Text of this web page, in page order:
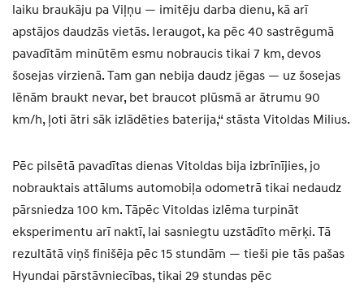
laiku braukāju pa Viļņu — imitēju darba dienu, kā arī
apstājos daudzās vietās. Ieraugot, ka pēc 40 sastrēgumā
pavadītām minūtēm esmu nobraucis tikai 7 km, devos
šosejas virzienā. Tam gan nebija daudz jēgas — uz šosejas
lēnām braukt nevar, bet braucot plūsmā ar ātrumu 90
km/h, ļoti ātri sāk izlādēties baterija,“ stāsta Vitoldas Milius.
Pēc pilsētā pavadītas dienas Vitoldas bija izbrīnījies, jo
nobrauktais attālums automobiļa odometrā tikai nedaudz
pārsniedza 100 km. Tāpēc Vitoldas izlēma turpināt
eksperimentu arī naktī, lai sasniegtu uzstādīto mērķi. Tā
rezultātā viņš finišēja pēc 15 stundām — tieši pie tās pašas
Hyundai pārstāvniecības, tikai 29 stundas pēc